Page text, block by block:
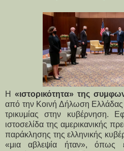
H «ιστορικότητα» της
από την Κοινή Δήλωση Ελλάδας
τρικυμίας στην κυβέρνηση.
ιστοσελίδα της αμερικανικής
παράκλησης της ελληνικής
«μια αβλεψία ήταν», όπως